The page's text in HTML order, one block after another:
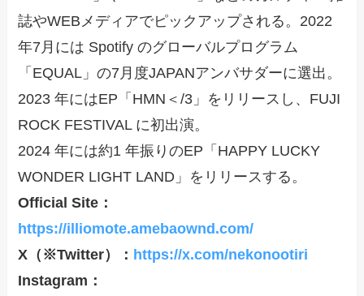
誌やWEBメディアでピックアップされる。2022
年7月には Spotify のグローバルプログラム
「EQUAL」の7月度JAPANアンバサダーに選出。
2023 年にはEP「HMN＜/3」をリリースし、FUJI
ROCK FESTIVAL に初出演。
2024 年には約1 年振りのEP「HAPPY LUCKY
WONDER LIGHT LAND」をリリースする。
Official Site：
https://illiomote.amebaownd.com/
X（※Twitter）： https://x.com/nekonootiri
Instagram：